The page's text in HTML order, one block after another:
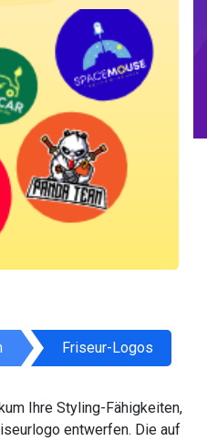
Friseur-Logos
Ihre Styling-Fähigkeiten,
entwerfen. Die auf